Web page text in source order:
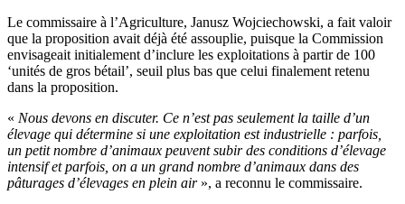
Le commissaire à l’Agriculture, Janusz Wojciechowski, a fait valoir
que la proposition avait déjà été assouplie, puisque la Commission
envisageait initialement d’inclure les exploitations à partir de 100
‘unités de gros bétail’, seuil plus bas que celui finalement retenu
dans la proposition.
« Nous devons en discuter. Ce n’est pas seulement la taille d’un
élevage qui détermine si une exploitation est industrielle : parfois,
un petit nombre d’animaux peuvent subir des conditions d’élevage
intensif et parfois, on a un grand nombre d’animaux dans des
pâturages d’élevages en plein air », a reconnu le commissaire.